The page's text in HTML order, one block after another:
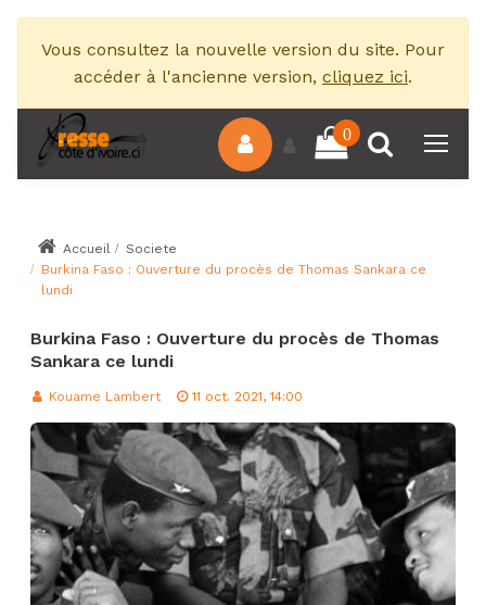
Vous consultez la nouvelle version du site. Pour
accéder à l'ancienne version, cliquez ici.
0
Accueil
Societe
Burkina Faso : Ouverture du procès de Thomas Sankara ce
lundi
Burkina Faso : Ouverture du procès de Thomas
Sankara ce lundi
Kouame Lambert 11 oct. 2021, 14:00